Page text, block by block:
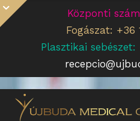
Központi
Fogászat:
Plasztikai